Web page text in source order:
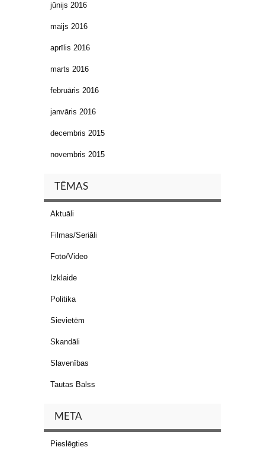
jūnijs 2016
maijs 2016
aprīlis 2016
marts 2016
februāris 2016
janvāris 2016
decembris 2015
novembris 2015
TĒMAS
Aktuāli
Filmas/Seriāli
Foto/Video
Izklaide
Politika
Sievietēm
Skandāli
Slavenības
Tautas Balss
META
Pieslēgties